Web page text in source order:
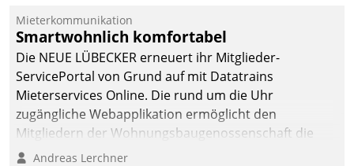
Mieterkommunikation
Smartwohnlich komfortabel
Die NEUE LÜBECKER erneuert ihr Mitglieder-
ServicePortal von Grund auf mit Datatrains
Mieterservices Online. Die rund um die Uhr
zugängliche Webapplikation ermöglicht den
Mitgliedern der Wohnungs­bau­genossenschaft die
Kontaktaufnahme per Smartphone, Tablet oder PC.
Andreas Lerchner